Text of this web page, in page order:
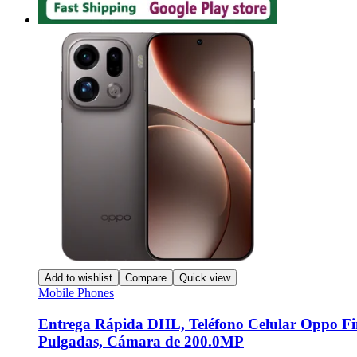
Add to wishlist Compare Quick view
Mobile Phones
Entrega Rápida DHL, Teléfono Celular Oppo
Pulgadas, Cámara de 200.0MP